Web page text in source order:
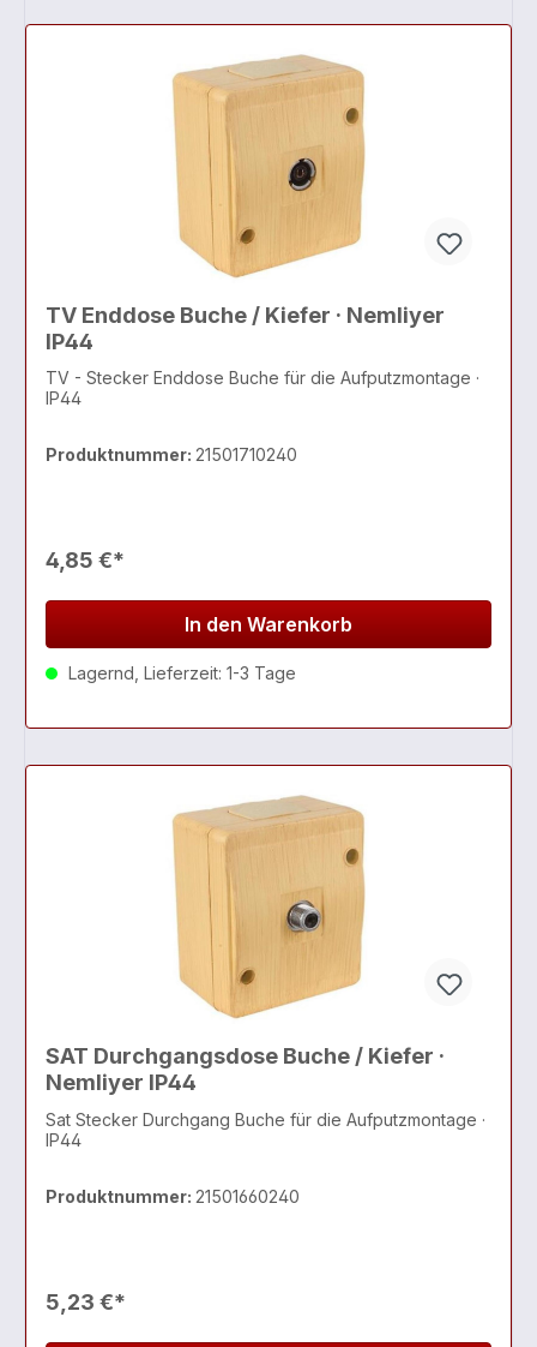
TV Enddose Buche / Kiefer · Nemliyer
IP44
TV - Stecker Enddose Buche für die Aufputzmontage ·
IP44
Produktnummer: 21501710240
4,85 €*
In den Warenkorb
Lagernd, Lieferzeit: 1-3 Tage
SAT Durchgangsdose Buche / Kiefer ·
Nemliyer IP44
Sat Stecker Durchgang Buche für die Aufputzmontage ·
IP44
Produktnummer: 21501660240
5,23 €*